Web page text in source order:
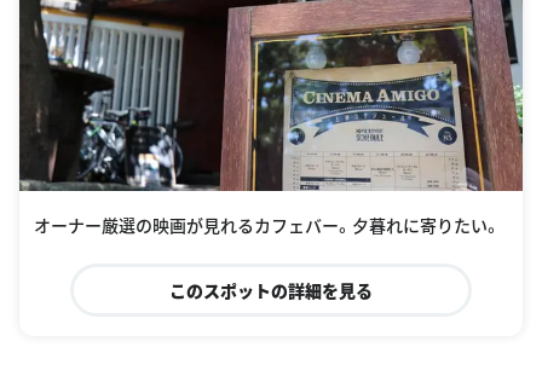
オーナー厳選の映画が見れるカフェバー。夕暮れに寄りたい。
このスポットの詳細を見る